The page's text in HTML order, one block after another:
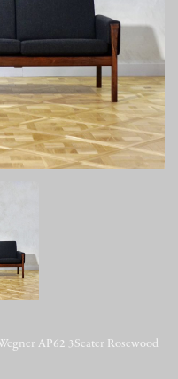
AP62 3Seater Rosewood